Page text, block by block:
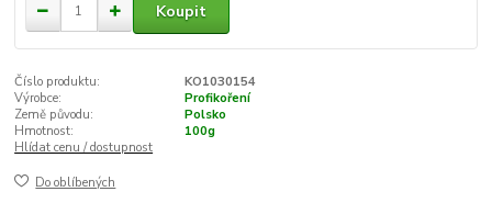
Koupit
Číslo produktu:
KO1030154
Výrobce:
Profikoření
Země původu:
Polsko
Hmotnost:
100g
Hlídat cenu / dostupnost
Do oblíbených